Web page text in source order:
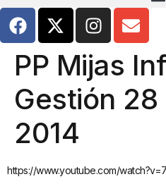
PP Mijas
Gestión 28
2014
https://www.youtube.com/